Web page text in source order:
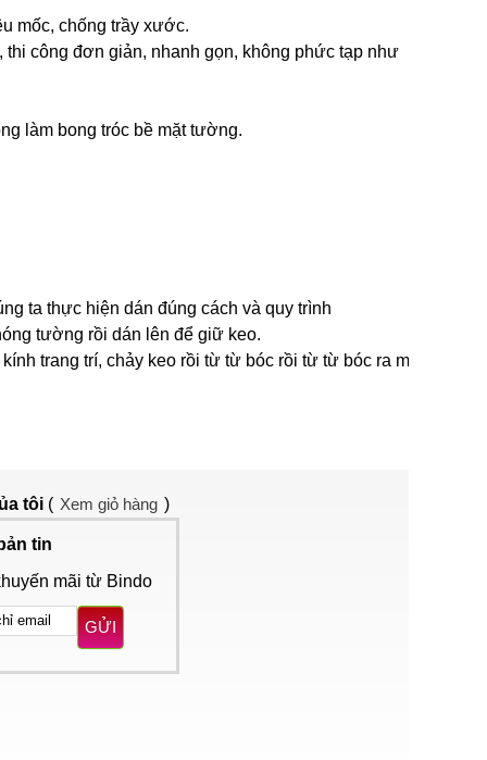
mốc, chống trầy xước.
thi công đơn giản, nhanh gọn, không phức tạp như
làm bong tróc bề mặt tường.
ta thực hiện dán đúng cách và quy trình
tường rồi dán lên để giữ keo.
trang trí, chảy keo rồi từ từ bóc rồi từ từ bóc ra một
tôi ( Xem giỏ hàng )
tin
mãi từ Bindo
GỬI